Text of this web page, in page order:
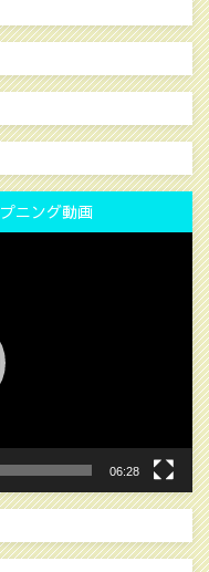
ニング動画
06:28